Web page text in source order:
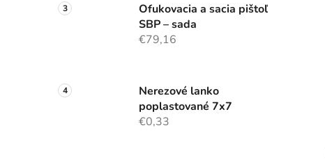
Ofukovacia a sacia pištoľ
SBP – sada
€79,16
Nerezové lanko
poplastované 7x7
€0,33